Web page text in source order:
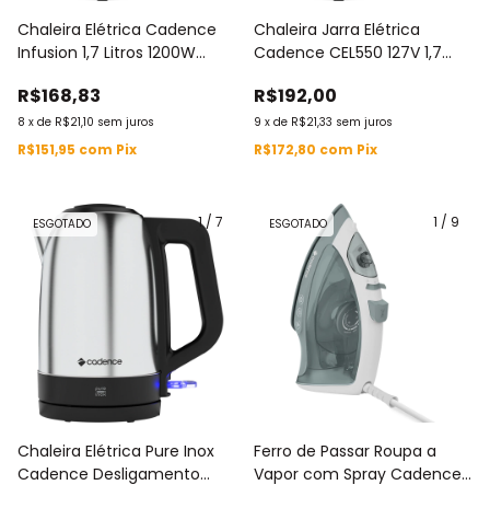
Chaleira Elétrica Cadence
Infusion 1,7 Litros 1200W
de Temperatura e Modo
Chimarrão
R$168,83
8 x de R$21,10 sem juros
R$151,95 com Pix
Chaleira Jarra Elétrica
Cadence CEL550 127V 1,7
R$192,00
9 x de R$21,33 sem juros
R$172,80 com Pix
1/ 7
ESGOTADO
Chaleira Elétrica Pure Inox
Cadence Desligamento
1 / 9
ESGOTADO
Ferro de Passar Roupa a
Vapor com Spray Cadence